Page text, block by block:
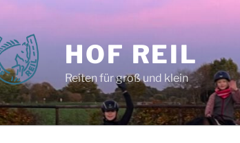
HOF REIL
Reiten für groß und klein